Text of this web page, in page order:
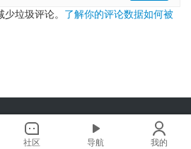
垃圾评论。 了解你的评论数据如何被
嗅网 chainxiu.com 版权所有 | 商务合作:
hi@chainxiu.com
社区 导航 我的